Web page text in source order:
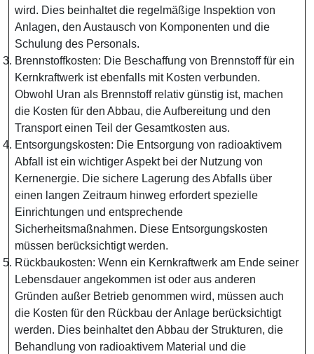
wird. Dies beinhaltet die regelmäßige Inspektion von
Anlagen, den Austausch von Komponenten und die
Schulung des Personals.
Brennstoffkosten: Die Beschaffung von Brennstoff für ein
Kernkraftwerk ist ebenfalls mit Kosten verbunden.
Obwohl Uran als Brennstoff relativ günstig ist, machen
die Kosten für den Abbau, die Aufbereitung und den
Transport einen Teil der Gesamtkosten aus.
Entsorgungskosten: Die Entsorgung von radioaktivem
Abfall ist ein wichtiger Aspekt bei der Nutzung von
Kernenergie. Die sichere Lagerung des Abfalls über
einen langen Zeitraum hinweg erfordert spezielle
Einrichtungen und entsprechende
Sicherheitsmaßnahmen. Diese Entsorgungskosten
müssen berücksichtigt werden.
Rückbaukosten: Wenn ein Kernkraftwerk am Ende seiner
Lebensdauer angekommen ist oder aus anderen
Gründen außer Betrieb genommen wird, müssen auch
die Kosten für den Rückbau der Anlage berücksichtigt
werden. Dies beinhaltet den Abbau der Strukturen, die
Behandlung von radioaktivem Material und die